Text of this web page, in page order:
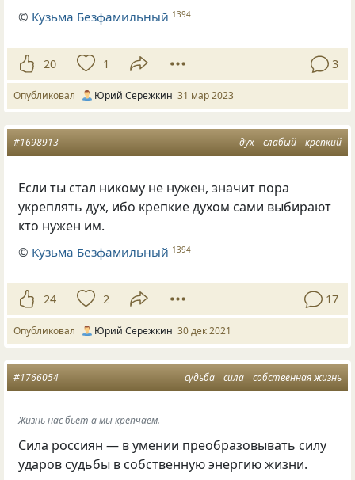
© Кузьма Безфамильный 1394
20 1 3
Опубликовал Юрий Сережкин 31 мар 2023
дух слабый крепкий
#1698913
Если ты стал никому не нужен, значит пора
укреплять дух, ибо крепкие духом сами выбирают
кто нужен им.
© Кузьма Безфамильный 1394
24 2 17
Опубликовал Юрий Сережкин 30 дек 2021
судьба сила собственная жизнь
#1766054
Жизнь нас бьет а мы крепчаем.
Сила россиян — в умении преобразовывать силу
ударов судьбы в собственную энергию жизни.